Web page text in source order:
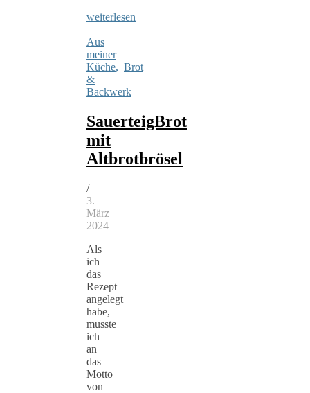
weiterlesen
Aus
meiner
Küche, Brot
&
Backwerk
SauerteigBrot
mit
Altbrotbrösel
/
3.
März
2024
Als
ich
das
Rezept
angelegt
habe,
musste
ich
an
das
Motto
von